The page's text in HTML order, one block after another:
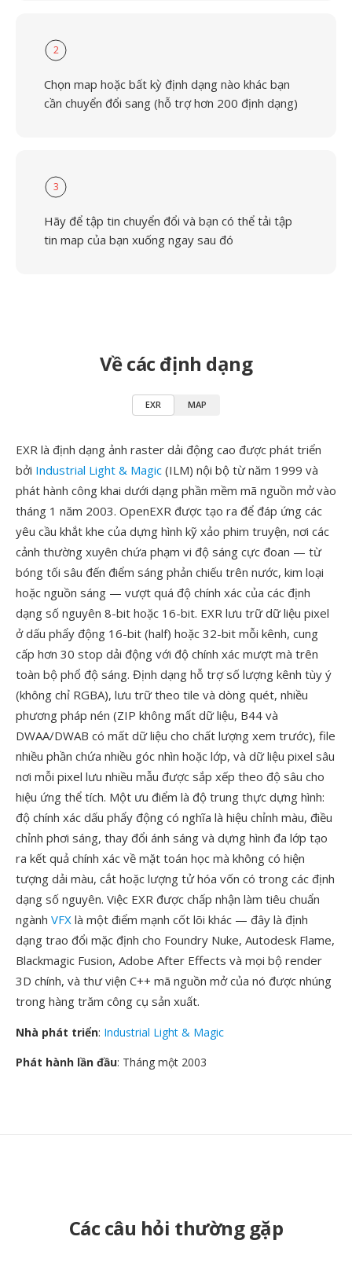
2
Chọn map hoặc bất kỳ định dạng nào khác bạn
cần chuyển đổi sang (hỗ trợ hơn 200 định dạng)
3
Hãy để tập tin chuyển đổi và bạn có thể tải tập
tin map của bạn xuống ngay sau đó
Về các định dạng
EXR MAP
EXR là định dạng ảnh raster dải động cao được phát triển
bởi Industrial Light & Magic (ILM) nội bộ từ năm 1999 và
phát hành công khai dưới dạng phần mềm mã nguồn mở vào
tháng 1 năm 2003. OpenEXR được tạo ra để đáp ứng các
yêu cầu khắt khe của dựng hình kỹ xảo phim truyện, nơi các
cảnh thường xuyên chứa phạm vi độ sáng cực đoan — từ
bóng tối sâu đến điểm sáng phản chiếu trên nước, kim loại
hoặc nguồn sáng — vượt quá độ chính xác của các định
dạng số nguyên 8-bit hoặc 16-bit. EXR lưu trữ dữ liệu pixel
ở dấu phẩy động 16-bit (half) hoặc 32-bit mỗi kênh, cung
cấp hơn 30 stop dải động với độ chính xác mượt mà trên
toàn bộ phổ độ sáng. Định dạng hỗ trợ số lượng kênh tùy ý
(không chỉ RGBA), lưu trữ theo tile và dòng quét, nhiều
phương pháp nén (ZIP không mất dữ liệu, B44 và
DWAA/DWAB có mất dữ liệu cho chất lượng xem trước), file
nhiều phần chứa nhiều góc nhìn hoặc lớp, và dữ liệu pixel sâu
nơi mỗi pixel lưu nhiều mẫu được sắp xếp theo độ sâu cho
hiệu ứng thể tích. Một ưu điểm là độ trung thực dựng hình:
độ chính xác dấu phẩy động có nghĩa là hiệu chỉnh màu, điều
chỉnh phơi sáng, thay đổi ánh sáng và dựng hình đa lớp tạo
ra kết quả chính xác về mặt toán học mà không có hiện
tượng dải màu, cắt hoặc lượng tử hóa vốn có trong các định
dạng số nguyên. Việc EXR được chấp nhận làm tiêu chuẩn
ngành VFX là một điểm mạnh cốt lõi khác — đây là định
dạng trao đổi mặc định cho Foundry Nuke, Autodesk Flame,
Blackmagic Fusion, Adobe After Effects và mọi bộ render
3D chính, và thư viện C++ mã nguồn mở của nó được nhúng
trong hàng trăm công cụ sản xuất.
Nhà phát triển: Industrial Light & Magic
Phát hành lần đầu: Tháng một 2003
Các câu hỏi thường gặp